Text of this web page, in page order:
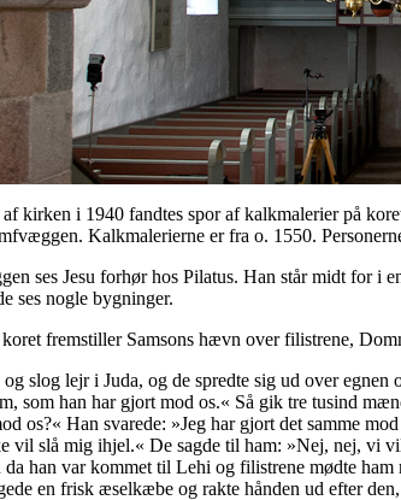
af kirken i 1940 fandtes spor af kalkmalerier på
Kalkmalerierne er fra o. 1550.
ses Jesu forhør hos Pilatus. Han står midt for i
ses nogle bygninger.
fremstiller Samsons hævn over filistrene,
slog lejr i Juda, og de spredte sig ud over
som han har gjort mod os.« Så gik tre tusind
os?« Han svarede: »Jeg har gjort det samme
vil slå mig ihjel.« De sagde til ham: »Nej, nej, vi
han var kommet til Lehi og filistrene mødte ham
en frisk æselkæbe og rakte hånden ud efter